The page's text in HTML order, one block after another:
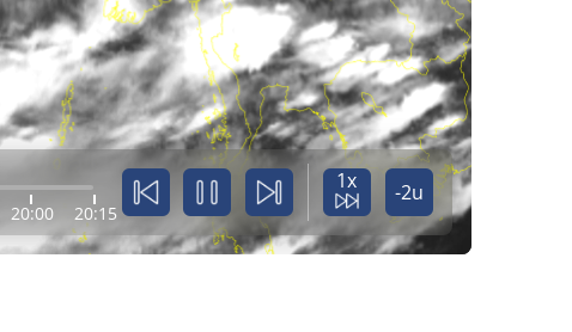
20:00 20:15
1x -2u